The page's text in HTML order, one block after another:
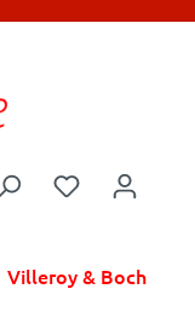
Villeroy & Boch